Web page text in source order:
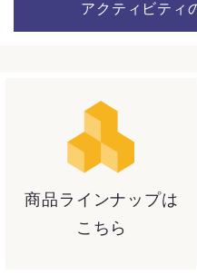
アクティビティ
商品ラインナップは
こちら